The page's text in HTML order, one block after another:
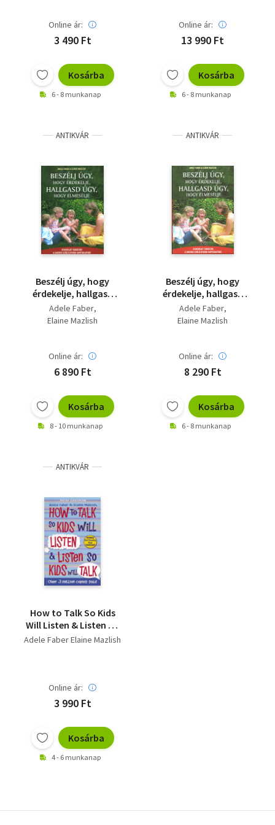
Online ár:
3 490 Ft
Kosárba
6 - 8 munkanap
Online ár:
13 990 Ft
Kosárba
6 - 8 munkanap
ANTIKVÁR
Beszélj úgy, hogy
érdekelje, hallgasd
úgy, hogy elmesélje
Adele Faber
Elaine Mazlish
Online ár:
6 890 Ft
Kosárba
8 - 10 munkanap
ANTIKVÁR
Beszélj úgy, hogy
érdekelje, hallgasd
úgy, hogy elmesélje
Adele Faber
Elaine Mazlish
Online ár:
8 290 Ft
Kosárba
6 - 8 munkanap
ANTIKVÁR
How to Talk So Kids
Will Listen & Listen So
Kids Will Talk
Adele Faber Elaine Mazlish
Online ár:
3 990 Ft
Kosárba
4 - 6 munkanap